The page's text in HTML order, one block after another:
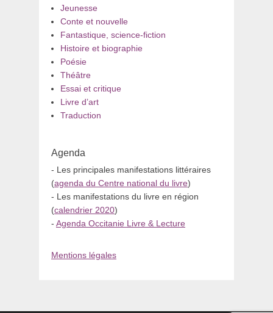
Jeunesse
Conte et nouvelle
Fantastique, science-fiction
Histoire et biographie
Poésie
Théâtre
Essai et critique
Livre d’art
Traduction
Agenda
- Les principales manifestations littéraires
(agenda du Centre national du livre)
- Les manifestations du livre en région
(calendrier 2020)
- Agenda Occitanie Livre & Lecture
Mentions légales